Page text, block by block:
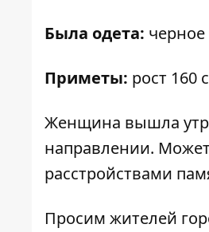
Была одета: черное
Приметы: рост 160
Женщина вышла
направлении.
расстройствами
Просим жителей